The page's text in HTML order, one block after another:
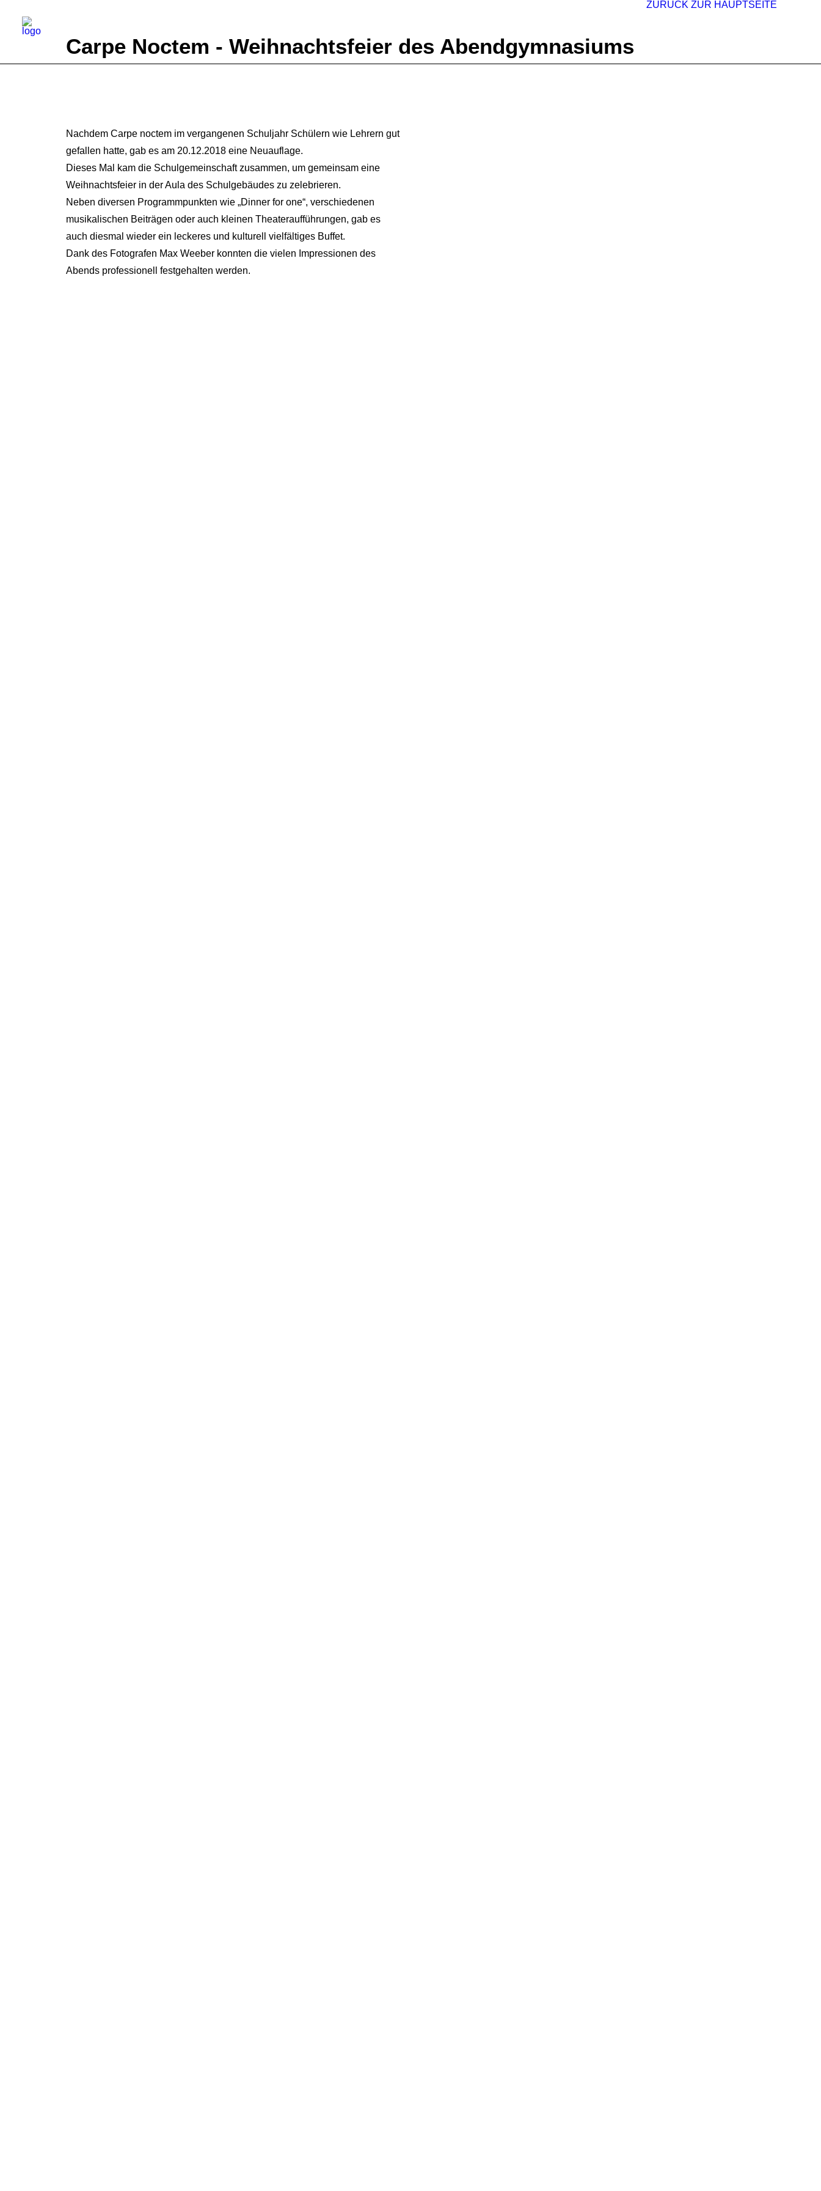
ZURÜCK ZUR HAUPTSEITE
Carpe Noctem - Weihnachtsfeier des Abendgymnasiums
Nachdem Carpe noctem im vergangenen Schuljahr Schülern wie Lehrern gut
gefallen hatte, gab es am 20.12.2018 eine Neuauflage.
Dieses Mal kam die Schulgemeinschaft zusammen, um gemeinsam eine
Weihnachtsfeier in der Aula des Schulgebäudes zu zelebrieren.
Neben diversen Programmpunkten wie „Dinner for one“, verschiedenen
musikalischen Beiträgen oder auch kleinen Theateraufführungen, gab es
auch diesmal wieder ein leckeres und kulturell vielfältiges Buffet.
Dank des Fotografen Max Weeber konnten die vielen Impressionen des
Abends professionell festgehalten werden.